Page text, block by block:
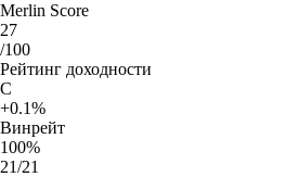
Merlin Score
27
/100
Рейтинг доходности
C
+0.1%
Винрейт
100%
21/21